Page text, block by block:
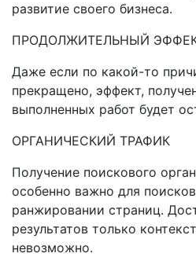
развитие своего бизнеса.
ПРОДОЛЖИТЕЛЬНЫЙ
Даже если по какой-то
прекращено, эффект,
выполненных работ будет
ОРГАНИЧЕСКИЙ ТРАФИК
Получение поискового
особенно важно для
ранжировании страниц.
результатов только
невозможно.